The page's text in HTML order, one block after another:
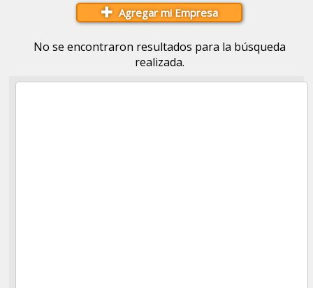
Agregar mi Empresa
No se encontraron resultados para la búsqueda
realizada.